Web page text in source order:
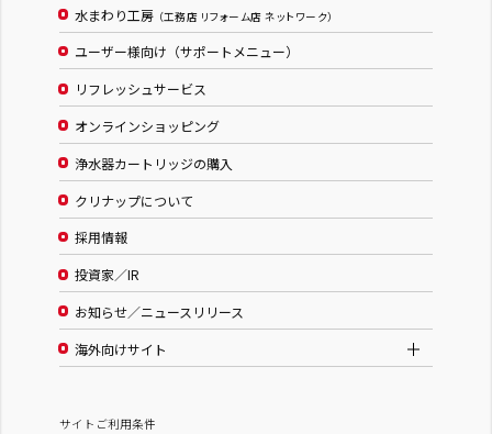
水まわり工房 （工務店 リフォーム店 ネットワーク）
ユーザー様向け（サポートメニュー）
リフレッシュサービス
オンラインショッピング
浄水器カートリッジの購入
クリナップについて
採用情報
投資家／IR
お知らせ／ニュースリリース
海外向けサイト
サイトご利用条件